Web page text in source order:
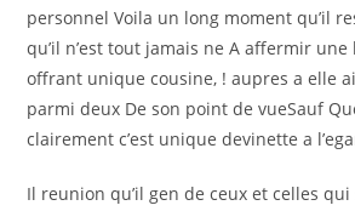
personnel Voila un long moment qu’il
qu’il n’est tout jamais ne A affermir
offrant unique cousine, ! aupres a elle
parmi deux De son point de vueSauf
clairement c’est unique devinette a
Il reunion qu’il gen de ceux et celles qui